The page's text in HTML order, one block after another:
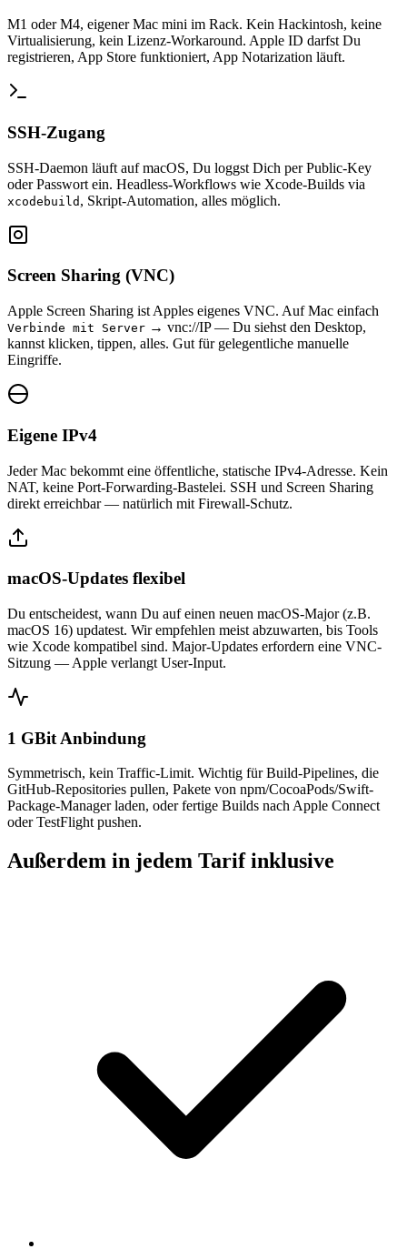
M1 oder M4, eigener Mac mini im Rack. Kein Hackintosh, keine
Virtualisierung, kein Lizenz-Workaround. Apple ID darfst Du
registrieren, App Store funktioniert, App Notarization läuft.
SSH-Zugang
SSH-Daemon läuft auf macOS, Du loggst Dich per Public-Key
oder Passwort ein. Headless-Workflows wie Xcode-Builds via
xcodebuild , Skript-Automation, alles möglich.
Screen Sharing (VNC)
Apple Screen Sharing ist Apples eigenes VNC. Auf Mac einfach
Verbinde mit Server → vnc://IP — Du siehst den Desktop,
kannst klicken, tippen, alles. Gut für gelegentliche manuelle
Eingriffe.
Eigene IPv4
Jeder Mac bekommt eine öffentliche, statische IPv4-Adresse. Kein
NAT, keine Port-Forwarding-Bastelei. SSH und Screen Sharing
direkt erreichbar — natürlich mit Firewall-Schutz.
macOS-Updates flexibel
Du entscheidest, wann Du auf einen neuen macOS-Major (z.B.
macOS 16) updatest. Wir empfehlen meist abzuwarten, bis Tools
wie Xcode kompatibel sind. Major-Updates erfordern eine VNC-
Sitzung — Apple verlangt User-Input.
1 GBit Anbindung
Symmetrisch, kein Traffic-Limit. Wichtig für Build-Pipelines, die
GitHub-Repositories pullen, Pakete von npm/CocoaPods/Swift-
Package-Manager laden, oder fertige Builds nach Apple Connect
oder TestFlight pushen.
Außerdem in jedem Tarif inklusive